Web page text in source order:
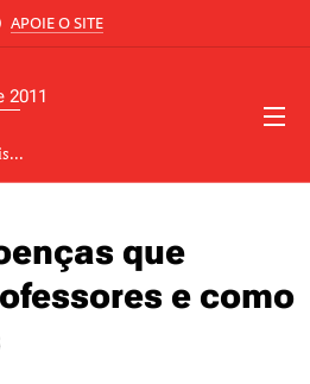
APOIE O SITE
2011
que
e como